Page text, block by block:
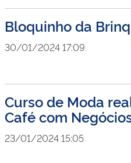
Bloquinho da
30/01/2024 17:09
Curso de Moda
Café com
23/01/2024 15:05